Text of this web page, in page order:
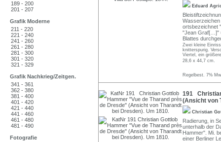
189 - 200
201 - 207
Grafik Moderne
211 - 220
221 - 240
241 - 260
261 - 280
281 - 300
301 - 320
321 - 329
Grafik Nachkrieg/Zeitgen.
341 - 361
362 - 380
381 - 400
401 - 420
421 - 440
441 - 460
461 - 480
481 - 490
Fotografie
Eduard
Wasserzeichen
ortsbezeichnet
"Jean Graf[…]"
Blattes
Zwei kleine
knitterspurig.
Viertel, ein
28,6 x 44,7 cm.
Regelbest. 7%
191
(Ansicht von
Christian
Radierung, in
unterhalb der
Hammer". Mi.
einer Berliner